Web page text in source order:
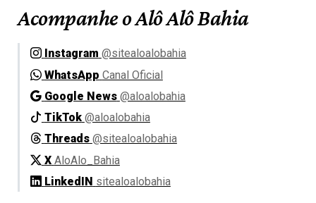
Acompanhe o Alô Alô Bahia
Instagram @sitealoalobahia
WhatsApp Canal Oficial
Google News @aloalobahia
TikTok @aloalobahia
Threads @sitealoalobahia
X AloAlo_Bahia
LinkedIN sitealoalobahia